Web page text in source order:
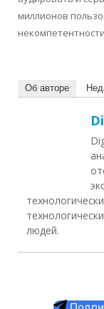
миллионов
Об авторе
людей.